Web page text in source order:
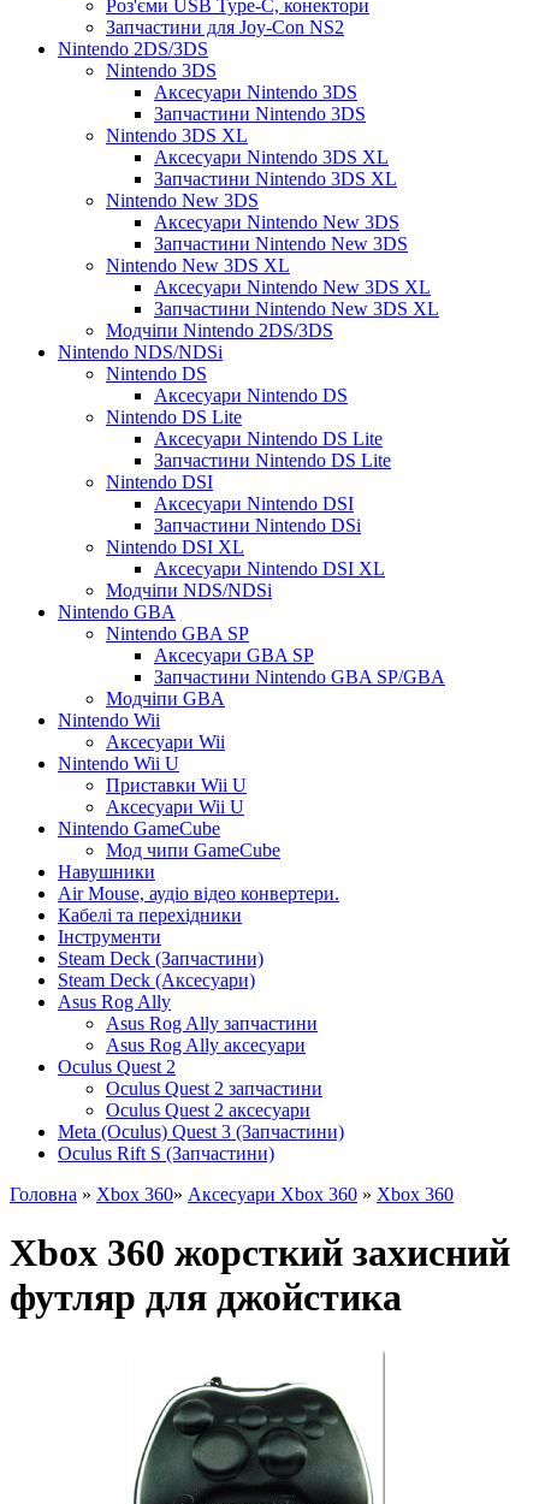
Роз'єми USB Type-C, конектори
Запчастини для Joy-Con NS2
Nintendo 2DS/3DS
Nintendo 3DS
Аксесуари Nintendo 3DS
Запчастини Nintendo 3DS
Nintendo 3DS XL
Аксесуари Nintendo 3DS XL
Запчастини Nintendo 3DS XL
Nintendo New 3DS
Аксесуари Nintendo New 3DS
Запчастини Nintendo New 3DS
Nintendo New 3DS XL
Аксесуари Nintendo New 3DS XL
Запчастини Nintendo New 3DS XL
Модчіпи Nintendo 2DS/3DS
Nintendo NDS/NDSi
Nintendo DS
Аксесуари Nintendo DS
Nintendo DS Lite
Аксесуари Nintendo DS Lite
Запчастини Nintendo DS Lite
Nintendo DSI
Аксесуари Nintendo DSI
Запчастини Nintendo DSi
Nintendo DSI XL
Аксесуари Nintendo DSI XL
Модчіпи NDS/NDSi
Nintendo GBA
Nintendo GBA SP
Аксесуари GBA SP
Запчастини Nintendo GBA SP/GBA
Модчіпи GBA
Nintendo Wii
Аксесуари Wii
Nintendo Wii U
Приставки Wii U
Аксесуари Wii U
Nintendo GameCube
Мод чипи GameCube
Навушники
Air Mouse, аудіо відео конвертери.
Кабелі та перехідники
Інструменти
Steam Deck (Запчастини)
Steam Deck (Аксесуари)
Asus Rog Ally
Asus Rog Ally запчастини
Asus Rog Ally аксесуари
Oculus Quest 2
Oculus Quest 2 запчастини
Oculus Quest 2 аксесуари
Meta (Oculus) Quest 3 (Запчастини)
Oculus Rift S (Запчастини)
Головна » Xbox 360» Аксесуари Xbox 360 » Xbox 360
Xbox 360 жорсткий захисний
футляр для джойстика